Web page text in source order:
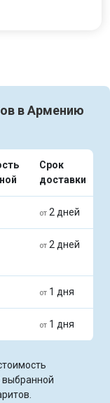
в Армению
Срок
доставки
от 2 дней
от 2 дней
от 1 дня
от 1 дня
выбранной